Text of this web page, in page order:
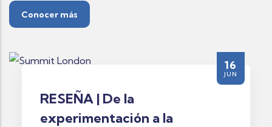
Conocer más
16
JUN
RESEÑA | De la
experimentación a la